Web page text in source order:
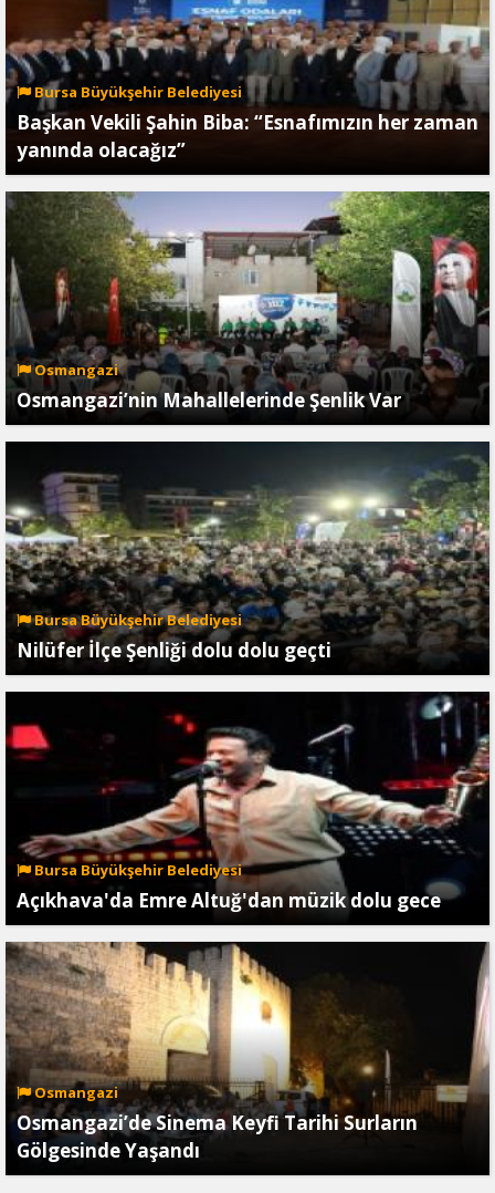
Bursa Büyükşehir Belediyesi
Başkan Vekili Şahin Biba: “Esnafımızın her zaman
yanında olacağız”
Osmangazi
Osmangazi’nin Mahallelerinde Şenlik Var
Bursa Büyükşehir Belediyesi
Nilüfer İlçe Şenliği dolu dolu geçti
Bursa Büyükşehir Belediyesi
Açıkhava'da Emre Altuğ'dan müzik dolu gece
Osmangazi
Osmangazi’de Sinema Keyfi Tarihi Surların
Gölgesinde Yaşandı